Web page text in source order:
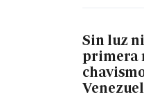
Sin luz
primera